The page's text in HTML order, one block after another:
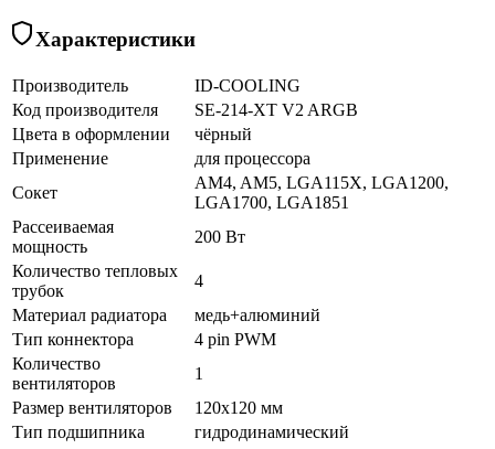
Характеристики
Производитель
ID-COOLING
Код производителя
SE-214-XT V2 ARGB
Цвета в оформлении
чёрный
Применение
для процессора
Сокет
AM4, AM5, LGA115X, LGA1200,
LGA1700, LGA1851
Рассеиваемая
мощность
200 Вт
Количество тепловых
трубок
4
Материал радиатора
медь+алюминий
Тип коннектора
4 pin PWM
Количество
вентиляторов
1
Размер вентиляторов
120x120 мм
Тип подшипника
гидродинамический